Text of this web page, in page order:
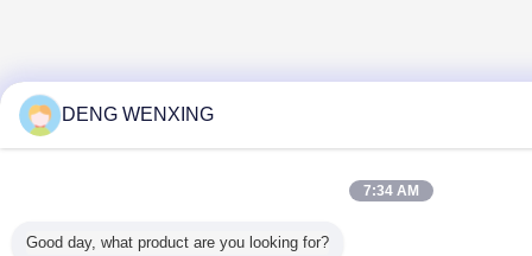
DENG WENXING
7:34 AM
Good day, what product are you looking for?